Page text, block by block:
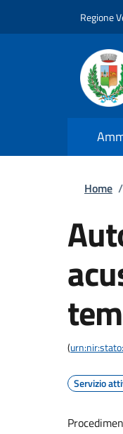
Regione
Home /
(
Servizio